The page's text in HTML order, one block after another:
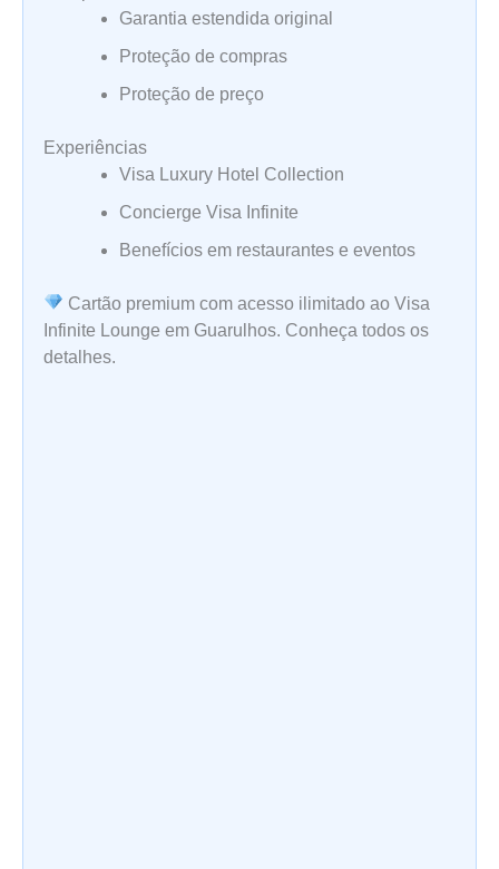
Garantia estendida original
Proteção de compras
Proteção de preço
Experiências
Visa Luxury Hotel Collection
Concierge Visa Infinite
Benefícios em restaurantes e eventos
Cartão premium com acesso ilimitado ao Visa
Infinite Lounge em Guarulhos. Conheça todos os
detalhes.